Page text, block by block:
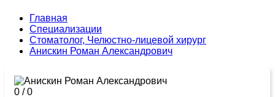
Главная
Специализации
Стоматолог, Челюстно-лицевой хирург
Анискин Роман Александрович
0 /0